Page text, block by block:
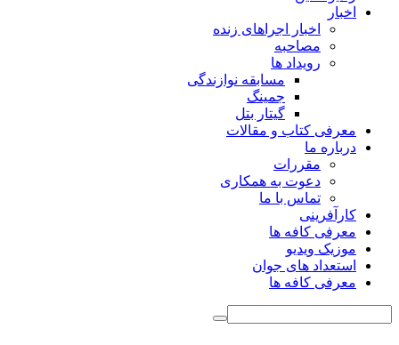
اخبار
اخبار اجراهای زنده
مصاحبه
رویداد ها
مسابقه نوازندگی
جمینگ
گیتار بتل
معرفی کتاب و مقالات
درباره ما
مقررات
دعوت به همکاری
تماس با ما
کارآفرینی
معرفی کافه ها
موزیک ویدیو
استعداد های جوان
معرفی کافه ها